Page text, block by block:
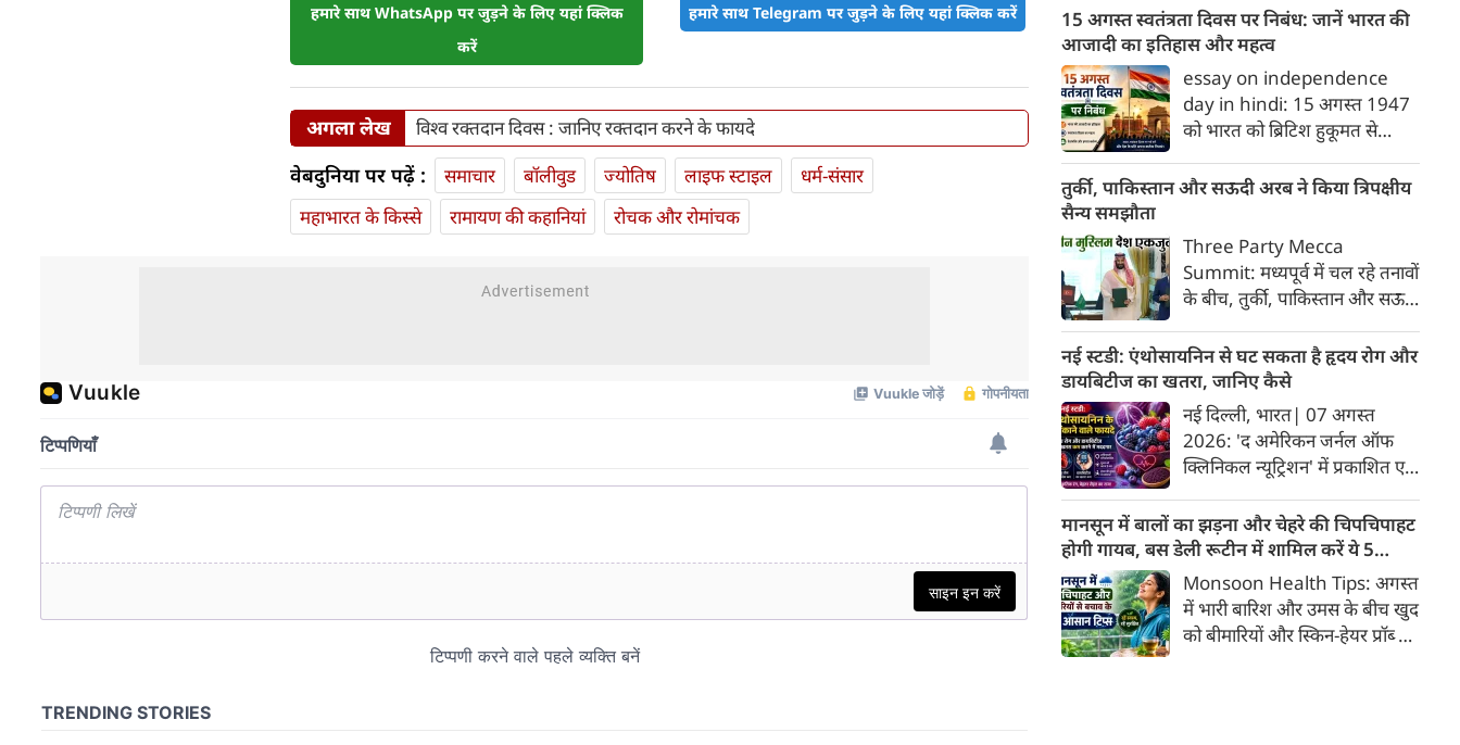
हमारे साथ WhatsApp पर जुड़ने के लिए यहां क्लिक
करें
हमारे साथ Telegram पर जुड़ने के लिए यहां क्लिक करें
अगला लेख विश्व रक्तदान दिवस : जानिए रक्तदान करने के फायदे
वेबदुनिया पर पढ़ें : समाचार बॉलीवुड ज्योतिष लाइफ स्‍टाइल
धर्म-संसार
महाभारत के किस्से
रामायण की कहानियां रोचक और रोमांचक
उनके अधिकारों और योगदान को
सम्मानित करने के लिए हर साल 9
अगस्त को विश्व आदिवासी दिवस
(World Indigenous Day)
मनाया जाता है। संयुक्त राष्ट्र महासभा
ने दिसंबर 1994 में इसे मनाने की
घोषणा की थी। साल 1982 में जिनेवा
में संयुक्त राष्ट्र की आदिवासी आबादी
थी, जिसकी याद में यह दिन तय किया
गया।
15 अगस्त स्वतंत्रता दिवस पर निबंध: जानें भारत की
आजादी का इतिहास और महत्व
essay on independence
day in hindi: 15 अगस्त 1947
को भारत को ब्रिटिश हुकूमत से
दिन जहाँ स्वतंत्रता का उल्लास लेकर
के गहरे जख्म और दर्द का भी सामना
करना पड़ा। इस दर्द के बावजूद,
भारतीयों ने अपने अतीत को भुलाकर
एक नए भारत के निर्माण का संकल्प
लिया और वैश्विक पटल पर देश की
एक मजबूत पहचान गढ़ी। आइए,
स्वतंत्रता दिवस (15 अगस्त) पर एक
प्रेरणादायक निबंध पढ़ते हैं।
तुर्की, पाकिस्तान और सऊदी अरब ने किया त्रिपक्षीय
सैन्य समझौता
Three Party Mecca
Summit: मध्यपूर्व में चल रहे तनावों
के बीच, तुर्की, पाकिस्तान और सऊदी
हस्ताक्षर किए हैं, जिसके अनुसार
उनमें से किसी भी देश पर हमले को
तीनों सहयोगी देशों पर हमला माना
जाएगा।
नई स्टडी: एंथोसायनिन से घट सकता है हृदय रोग और
डायबिटीज का खतरा, जानिए कैसे
नई दिल्ली, भारत| 07 अगस्त
2026: 'द अमेरिकन जर्नल ऑफ
क्लिनिकल न्यूट्रिशन' में प्रकाशित एक
अनुसार, लाल, नीले और बैंगनी रंग के
खाद्य पदार्थों में पाए जाने वाले
प्राकृतिक बायोएक्टिव तत्व
'एंथोसायनिन' का अधिक सेवन स्वस्थ
व्यक्तियों में हृदय और मेटाबॉलिक
स्वास्थ्य को बेहतर बनाने में मददगार
मानसून में बालों का झड़ना और चेहरे की चिपचिपाहट
होगी गायब, बस डेली रूटीन में शामिल करें ये 5
लाइफस्टाइल टिप्सMonsoon Health Tips: अगस्त
में भारी बारिश और उमस के बीच खुद
को बीमारियों और स्किन-हेयर प्रॉब्लम